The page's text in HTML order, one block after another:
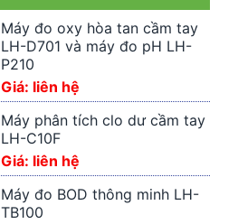
Máy đo oxy hòa tan cầm tay
LH-D701 và máy đo pH LH-
P210
Giá: liên hệ
Máy phân tích clo dư cầm tay
LH-C10F
Giá: liên hệ
Máy đo BOD thông minh LH-
TB100